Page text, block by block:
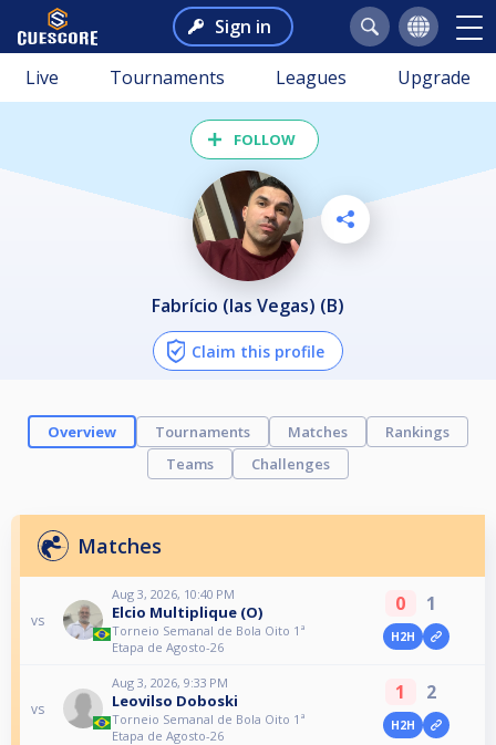
Sign in
Live Tournaments Leagues Upgrade
FOLLOW
Fabrício (las Vegas) (B)
Claim this profile
Overview Tournaments Matches
Rankings
Teams
Challenges
Matches
vs
Aug 3, 2026, 10:40 PM
Elcio Multiplique (O)
Torneio Semanal de Bola Oito 1ª
Etapa de Agosto-26
0 1
H2H
vs
Aug 3, 2026, 9:33 PM
Leovilso Doboski
Torneio Semanal de Bola Oito 1ª
Etapa de Agosto-26
1 2
H2H